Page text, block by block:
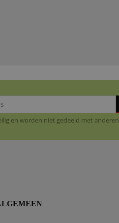
en worden niet gedeeld met anderen